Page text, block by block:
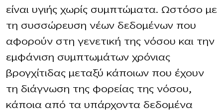
είναι υγιής χωρίς συμπτώματα. Ωστόσο με
τη συσσώρευση νέων δεδομένων που
αφορούν στη γενετική της νόσου και την
εμφάνιση συμπτωμάτων χρόνιας
βρογχίτιδας μεταξύ κάποιων που έχουν
τη διάγνωση της φορείας της νόσου,
κάποια από τα υπάρχοντα δεδομένα